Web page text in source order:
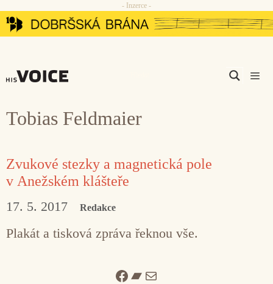
Přeskočit
na
- Inzerce -
Tobias Feldmaier
Zvukové stezky a magnetická pole
v Anežském klášteře
17. 5. 2017 Redakce
Plakát a tisková zpráva řeknou vše.
Facebook
Bandcamp
Mail